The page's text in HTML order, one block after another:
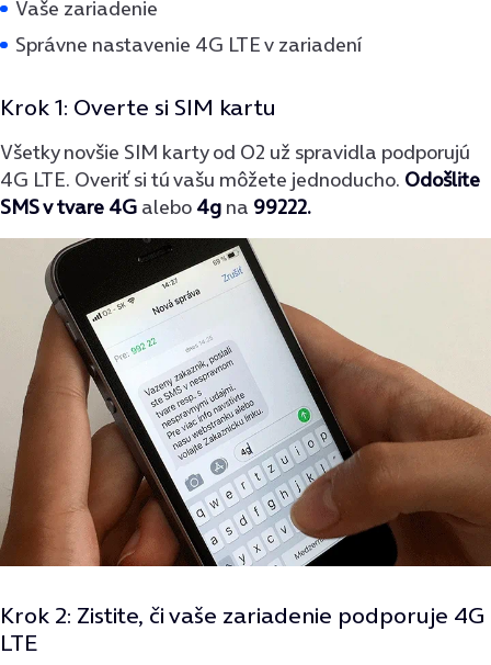
Vaše zariadenie
Správne nastavenie 4G LTE v zariadení
Krok 1: Overte si SIM kartu
Všetky novšie SIM karty od O2 už spravidla podporujú
4G LTE. Overiť si tú vašu môžete jednoducho. Odošlite
SMS vtvare 4G alebo 4g na 99222.
Krok 2: Zistite, či vaše zariadenie podporuje 4G
LTE